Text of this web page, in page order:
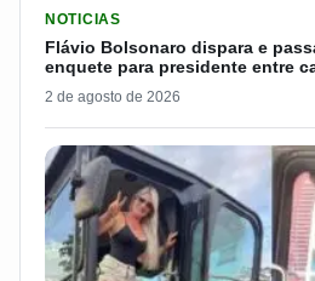
NOTICIAS
Flávio Bolsonaro dispara e
enquete para presidente entre
2 de agosto de 2026